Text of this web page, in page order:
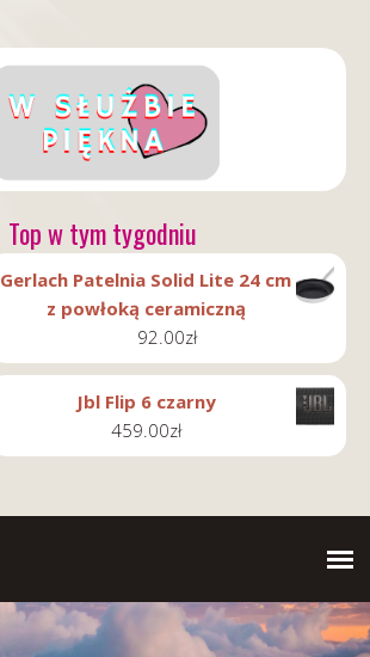
Top w tym tygodniu
Gerlach Patelnia Solid Lite 24 cm
z powłoką ceramiczną
92.00zł
Jbl Flip 6 czarny
459.00zł